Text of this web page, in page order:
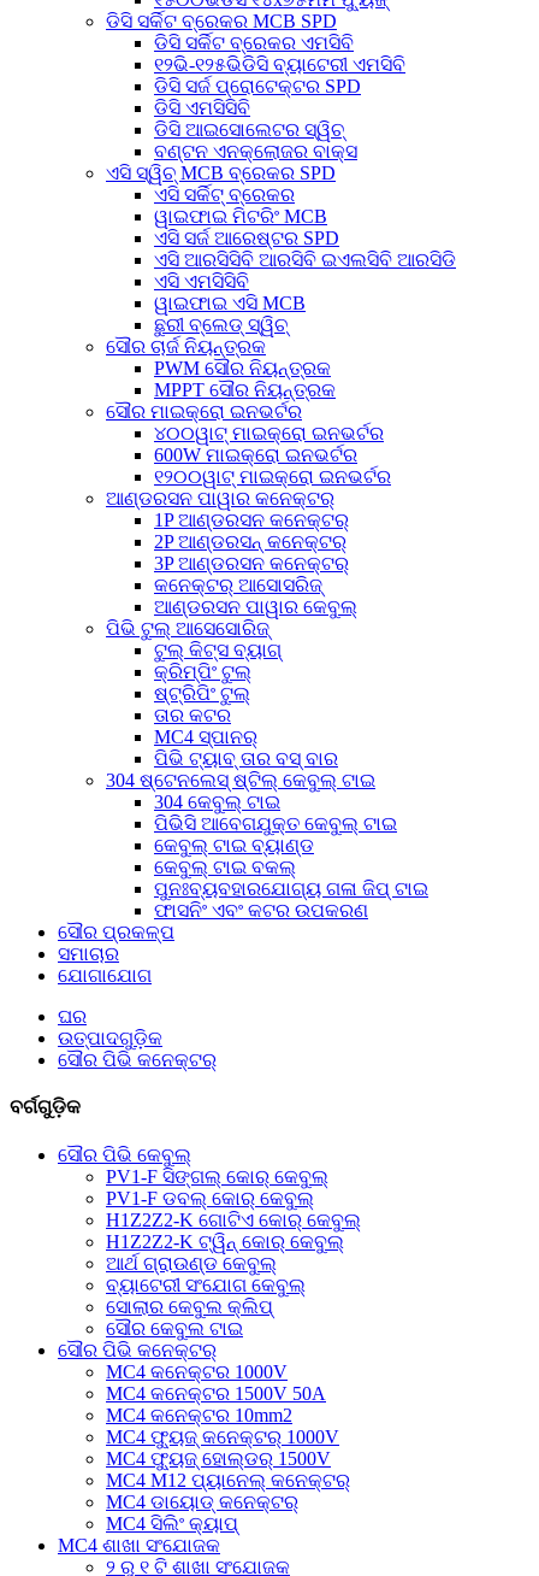
ଡିସି ସର୍କିଟ ବ୍ରେକର MCB SPD
ଡିସି ସର୍କିଟ ବ୍ରେକର ଏମସିବି
୧୨ଭି-୧୨୫ଭିଡିସି ବ୍ୟାଟେରୀ ଏମସିବି
ଡିସି ସର୍ଜ ପ୍ରୋଟେକ୍ଟର SPD
ଡିସି ଏମସିସିବି
ଡିସି ଆଇସୋଲେଟର ସ୍ୱିଚ୍
ବଣ୍ଟନ ଏନକ୍ଲୋଜର ବାକ୍ସ
ଏସି ସ୍ୱିଚ୍ MCB ବ୍ରେକର SPD
ଏସି ସର୍କିଟ୍ ବ୍ରେକର
ୱାଇଫାଇ ମିଟରିଂ MCB
ଏସି ସର୍ଜ ଆରେଷ୍ଟର SPD
ଏସି ଆରସିସିବି ଆରସିବି ଇଏଲସିବି ଆରସିଡି
ଏସି ଏମସିସିବି
ୱାଇଫାଇ ଏସି MCB
ଛୁରୀ ବ୍ଲେଡ୍ ସ୍ୱିଚ୍
ସୌର ଚାର୍ଜ ନିୟନ୍ତ୍ରକ
PWM ସୌର ନିୟନ୍ତ୍ରକ
MPPT ସୌର ନିୟନ୍ତ୍ରକ
ସୌର ମାଇକ୍ରୋ ଇନଭର୍ଟର
୪୦୦ୱାଟ୍ ମାଇକ୍ରୋ ଇନଭର୍ଟର
600W ମାଇକ୍ରୋ ଇନଭର୍ଟର
୧୨୦୦ୱାଟ୍ ମାଇକ୍ରୋ ଇନଭର୍ଟର
ଆଣ୍ଡରସନ ପାୱାର କନେକ୍ଟର୍
1P ଆଣ୍ଡରସନ କନେକ୍ଟର୍
2P ଆଣ୍ଡରସନ୍ କନେକ୍ଟର୍
3P ଆଣ୍ଡରସନ କନେକ୍ଟର୍
କନେକ୍ଟର୍ ଆସୋସରିଜ୍
ଆଣ୍ଡରସନ ପାୱାର କେବୁଲ୍
ପିଭି ଟୁଲ୍ ଆସେସୋରିଜ୍
ଟୁଲ୍ କିଟ୍ସ ବ୍ୟାଗ୍
କ୍ରିମ୍ପିଂ ଟୁଲ୍
ଷ୍ଟ୍ରିପିଂ ଟୁଲ୍
ତାର କଟର
MC4 ସ୍ପାନର୍
ପିଭି ଟ୍ୟାବ୍ ତାର ବସ୍ ବାର
304 ଷ୍ଟେନଲେସ୍ ଷ୍ଟିଲ୍ କେବୁଲ୍ ଟାଇ
304 କେବୁଲ୍ ଟାଇ
ପିଭିସି ଆବେଗଯୁକ୍ତ କେବୁଲ୍ ଟାଇ
କେବୁଲ୍ ଟାଇ ବ୍ୟାଣ୍ଡ
କେବୁଲ୍ ଟାଇ ବକଲ୍
ପୁନଃବ୍ୟବହାରଯୋଗ୍ୟ ଗଳା ଜିପ୍ ଟାଇ
ଫାସନିଂ ଏବଂ କଟର ଉପକରଣ
ସୌର ପ୍ରକଳ୍ପ
ସମାଚାର
ଯୋଗାଯୋଗ
ଘର
ଉତ୍ପାଦଗୁଡ଼ିକ
ସୌର ପିଭି କନେକ୍ଟର୍
ବର୍ଗଗୁଡ଼ିକ
ସୌର ପିଭି କେବୁଲ୍
PV1-F ସିଙ୍ଗଲ୍ କୋର୍ କେବୁଲ୍
PV1-F ଡବଲ୍ କୋର୍ କେବୁଲ୍
H1Z2Z2-K ଗୋଟିଏ କୋର୍ କେବୁଲ୍
H1Z2Z2-K ଟ୍ୱିନ୍ କୋର୍ କେବୁଲ୍
ଆର୍ଥ ଗ୍ରାଉଣ୍ଡ କେବୁଲ୍
ବ୍ୟାଟେରୀ ସଂଯୋଗ କେବୁଲ୍
ସୋଲାର କେବୁଲ କ୍ଲିପ୍
ସୌର କେବୁଲ ଟାଇ
ସୌର ପିଭି କନେକ୍ଟର୍
MC4 କନେକ୍ଟର 1000V
MC4 କନେକ୍ଟର 1500V 50A
MC4 କନେକ୍ଟର 10mm2
MC4 ଫ୍ୟୁଜ୍ କନେକ୍ଟର୍ 1000V
MC4 ଫ୍ୟୁଜ୍ ହୋଲ୍ଡର୍ 1500V
MC4 M12 ପ୍ୟାନେଲ୍ କନେକ୍ଟର୍
MC4 ଡାୟୋଡ୍ କନେକ୍ଟର୍
MC4 ସିଲିଂ କ୍ୟାପ୍
MC4 ଶାଖା ସଂଯୋଜକ
୨ ରୁ ୧ ଟି ଶାଖା ସଂଯୋଜକ